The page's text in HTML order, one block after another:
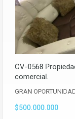
CV-0568
comercial.
GRAN
$500.000.000